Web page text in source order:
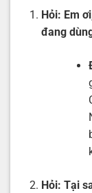
Hỏi: Em
đang
Hỏi: Tại